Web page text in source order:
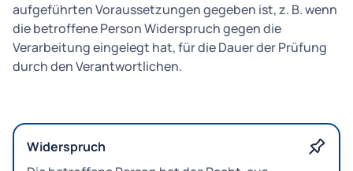
aufgeführten Voraussetzungen gegeben ist, z. B. wenn
die betroffene Person Widerspruch gegen die
Verarbeitung eingelegt hat, für die Dauer der Prüfung
durch den Verantwortlichen.
Widerspruch